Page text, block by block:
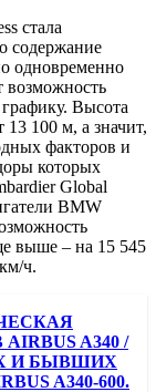
стала
содержание
одновременно
возможность
Высота
13 100 м, а значит,
факторов и
которых
Global
BMW
выше – на 15 545
ч.
A340 /
И БЫВШИХ
A340-600.